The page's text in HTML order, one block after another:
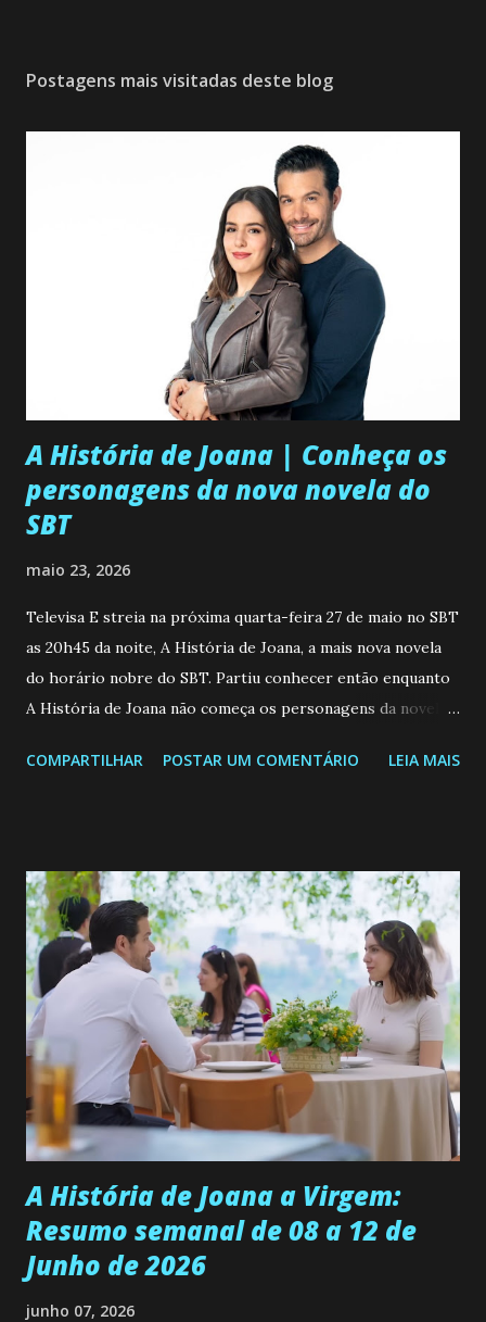
Postagens mais visitadas deste blog
A História de Joana | Conheça os
personagens da nova novela do
SBT
maio 23, 2026
Televisa E streia na próxima quarta-feira 27 de maio no SBT
as 20h45 da noite, A História de Joana, a mais nova novela
do horário nobre do SBT. Partiu conhecer então enquanto
A História de Joana não começa os personagens da novela?
de 25/05/26 a 31/05/26 JOANA GUADALUPE (Camila
permanecer virgem até encontrar o homem que realmente
ama, o que não é fácil, já que dedica todas as suas energias a
se aprimorar, trabalhando, estudando e se orgulhando de
ser a primeira mulher da família a ingressar na
universidade. Ela tem uma personalidade muito alegre, é
muito madura para a idade, determinada, criativa e
empática. Detesta injustiças e é uma ótima amiga. Pode ser
teimosa e muito persistente quando decide fazer algo.
Durante um exame ginecológico, ela é inseminada por eng...
COMPARTILHAR POSTAR UM COMENTÁRIO LEIA MAIS
A História de Joana a Virgem:
Resumo semanal de 08 a 12 de
Junho de 2026
junho 07, 2026